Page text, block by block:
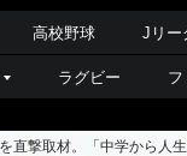
高校野球 Jリー
ラグビー フ
直撃取材。「中学から人